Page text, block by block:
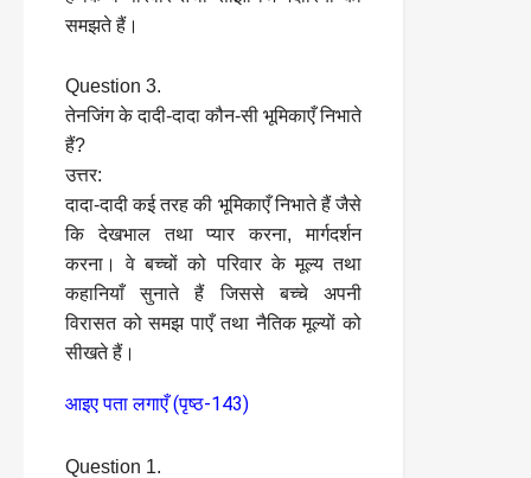
समझते हैं।
Question 3.
तेनजिंग के दादी-दादा कौन-सी भूमिकाएँ निभाते
हैं?
उत्तर:
दादा-दादी कई तरह की भूमिकाएँ निभाते हैं जैसे
कि देखभाल तथा प्यार करना, मार्गदर्शन
करना। वे बच्चों को परिवार के मूल्य तथा
कहानियाँ सुनाते हैं जिससे बच्चे अपनी
विरासत को समझ पाएँ तथा नैतिक मूल्यों को
सीखते हैं।
आइए पता लगाएँ (पृष्ठ-143)
Question 1.